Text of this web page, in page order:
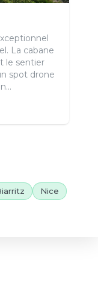
La cabane
le sentier
spot drone
Nice